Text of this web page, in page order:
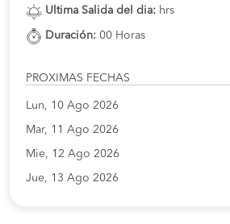
Ultima Salida del dia: hrs
Duración: 00 Horas
PROXIMAS FECHAS
Lun, 10 Ago 2026
Mar, 11 Ago 2026
Mie, 12 Ago 2026
Jue, 13 Ago 2026